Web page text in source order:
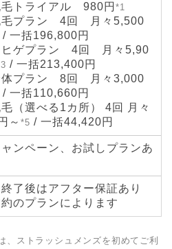
毛トライアル 980円 *1
毛プラン 4回 月々5,500
/ 一括196,800円
ヒゲプラン 4回 月々5,90
/ 一括213,400円
体プラン 8回 月々3,000
/ 一括110,660円
（選べる1カ所） 4回 月々
～ *5 / 一括44,420円
ンペーン、お試しプランあ
了後はアフター保証あり
のプランによります
ストラッシュメンズを初めてご利